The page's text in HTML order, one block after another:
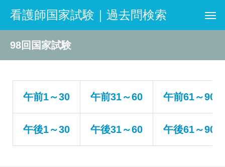
看護師国家試験｜過去問検索
98回国家試験
午前1～30 午前31～60 午前61～90
午後1～30 午後31～60 午後61～90